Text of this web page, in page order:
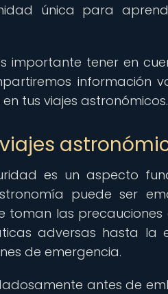
única para
importante tener en
información
tus viajes astronómicos.
es un aspecto
puede ser
toman las
adversas hasta la
de emergencia.
antes de